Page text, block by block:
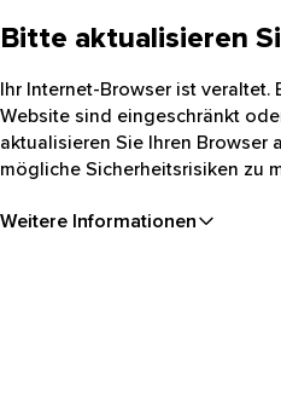
Bitte aktualisieren
Ihr Internet-Browser ist veraltet.
Website sind eingeschränkt
aktualisieren Sie Ihren Browser
mögliche Sicherheitsrisiken zu
Weitere Informationen